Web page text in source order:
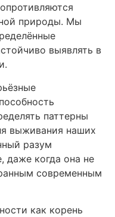
природы. Мы
выявлять в
паттерны
выживания наших
разум
даже когда она не
современным
как корень